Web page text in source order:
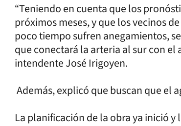
“Teniendo en cuenta que los
próximos meses, y que los vecinos
poco tiempo sufren anegamientos,
que conectará la arteria al sur con el
intendente José Irigoyen.
Además, explicó que buscan que el
La planificación de la obra ya inició